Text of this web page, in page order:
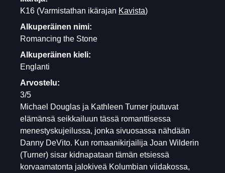
K16 (Varmistathan ikärajan Kavista)
Alkuperäinen nimi:
Romancing the Stone
Alkuperäinen kieli:
Englanti
Arvostelu:
3/5
Michael Douglas ja Kathleen Turner joutuvat
elämänsä seikkailuun tässä romanttisessa
menestyskujeilussa, jonka sivuosassa nähdään
Danny DeVito. Kun romaanikirjailija Joan Wilderin
(Turner) sisar kidnapataan tämän etsiessä
korvaamatonta jalokiveä Kolumbian viidakossa,